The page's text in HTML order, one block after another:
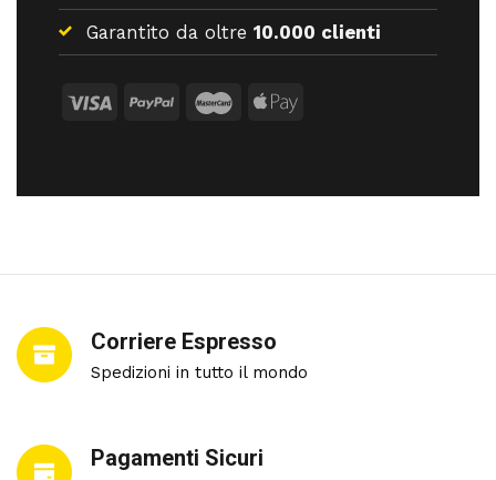
Garantito da oltre 10.000 clienti
Corriere Espresso
Spedizioni in tutto il mondo
Pagamenti Sicuri